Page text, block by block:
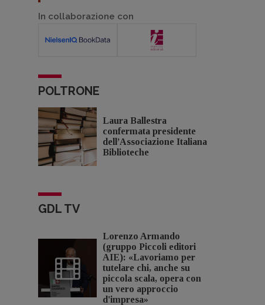
In collaborazione con
POLTRONE
Laura Ballestra
confermata presidente
dell’Associazione Italiana
Biblioteche
GDL TV
Lorenzo Armando
(gruppo Piccoli editori
AIE): «Lavoriamo per
tutelare chi, anche su
piccola scala, opera con
un vero approccio
d'impresa»